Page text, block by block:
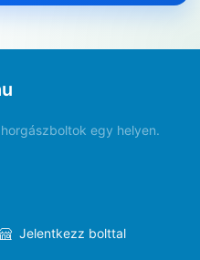
egy helyen.
Jelentkezz bolttal